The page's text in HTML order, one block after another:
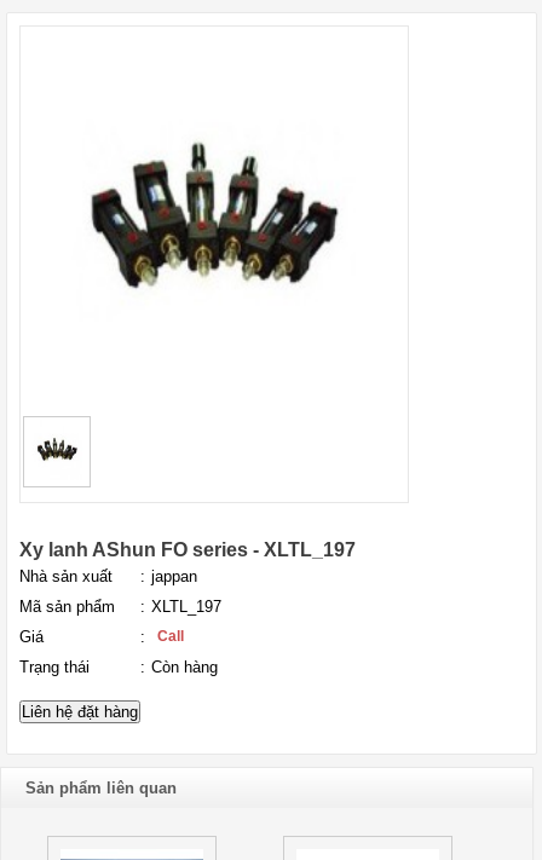
Xy lanh AShun FO series - XLTL_197
Nhà sản xuất : jappan
Mã sản phẩm
: XLTL_197
Giá
: Call
Trạng thái : Còn hàng
Sản phẩm liên quan